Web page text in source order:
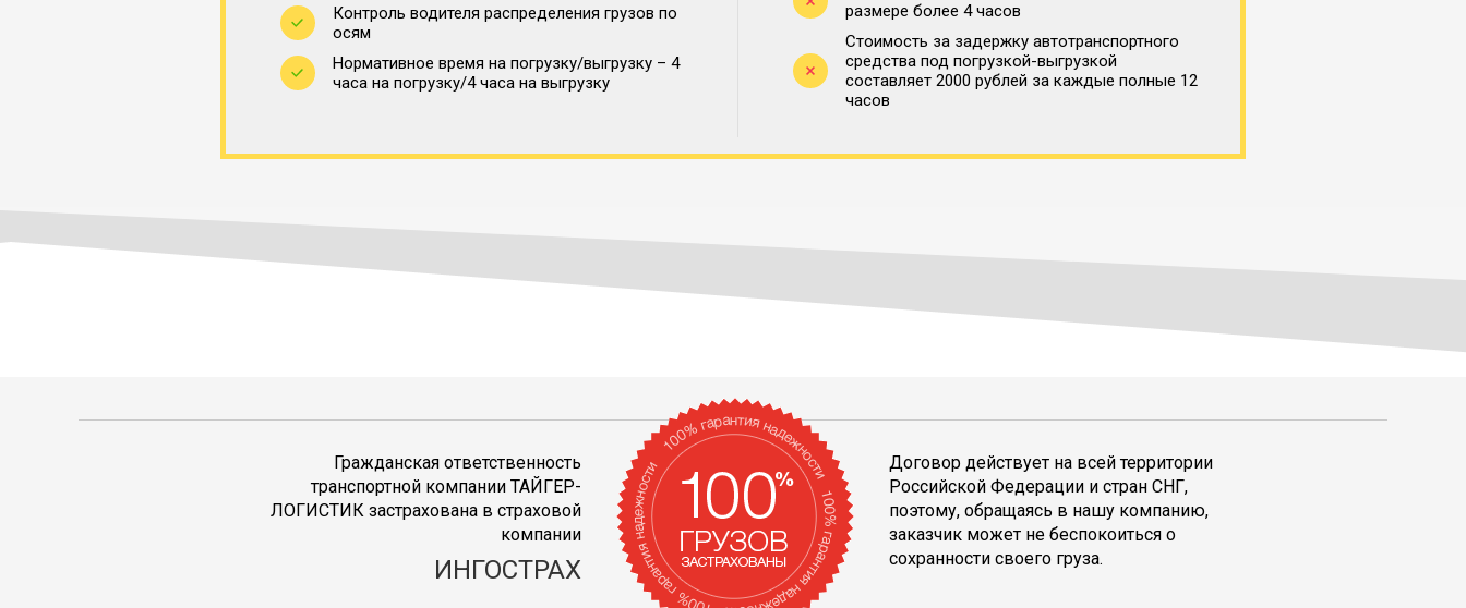
Контроль водителя распределения грузов по
осям
Нормативное время на погрузку/выгрузку – 4
часа на погрузку/4 часа на выгрузку
размере более 4 часов
Стоимость за задержку автотранспортного
средства под погрузкой-выгрузкой
составляет 2000 рублей за каждые полные 12
часов
Гражданская ответственность
транспортной компании ТАЙГЕР-
ЛОГИСТИК застрахована в страховой
компании
ИНГОСТРАХ
Договор действует на всей территории
Российской Федерации и стран СНГ,
поэтому, обращаясь в нашу компанию,
заказчик может не беспокоиться о
сохранности своего груза.